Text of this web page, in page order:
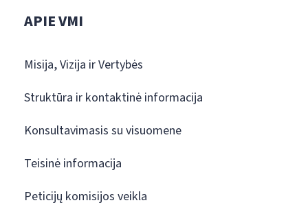
APIE VMI
Misija, Vizija ir Vertybės
Struktūra ir kontaktinė informacija
Konsultavimasis su visuomene
Teisinė informacija
Peticijų komisijos veikla